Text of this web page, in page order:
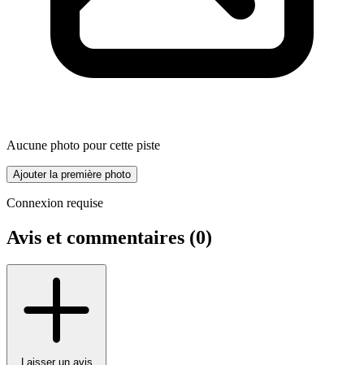
Aucune photo pour cette piste
Ajouter la première photo
Connexion requise
Avis et commentaires (0)
Laisser un avis